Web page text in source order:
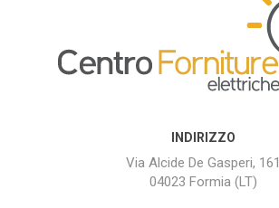
INDIRIZZO
Via Alcide De Gasperi, 161
04023 Formia (LT)